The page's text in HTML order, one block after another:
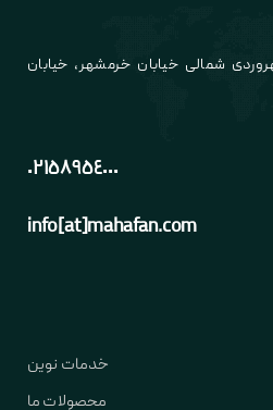
خدمات نوین
محصولات ما
شمالی خیابان خرمشهر، خیابان
٠٢١٥٨٩٥٤٠٠٠
info[at]mahafan.com